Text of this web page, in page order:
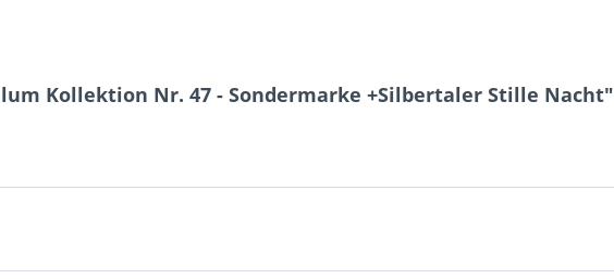
Kollektion Nr. 47 - Sondermarke +Silbertaler Stille Nacht"